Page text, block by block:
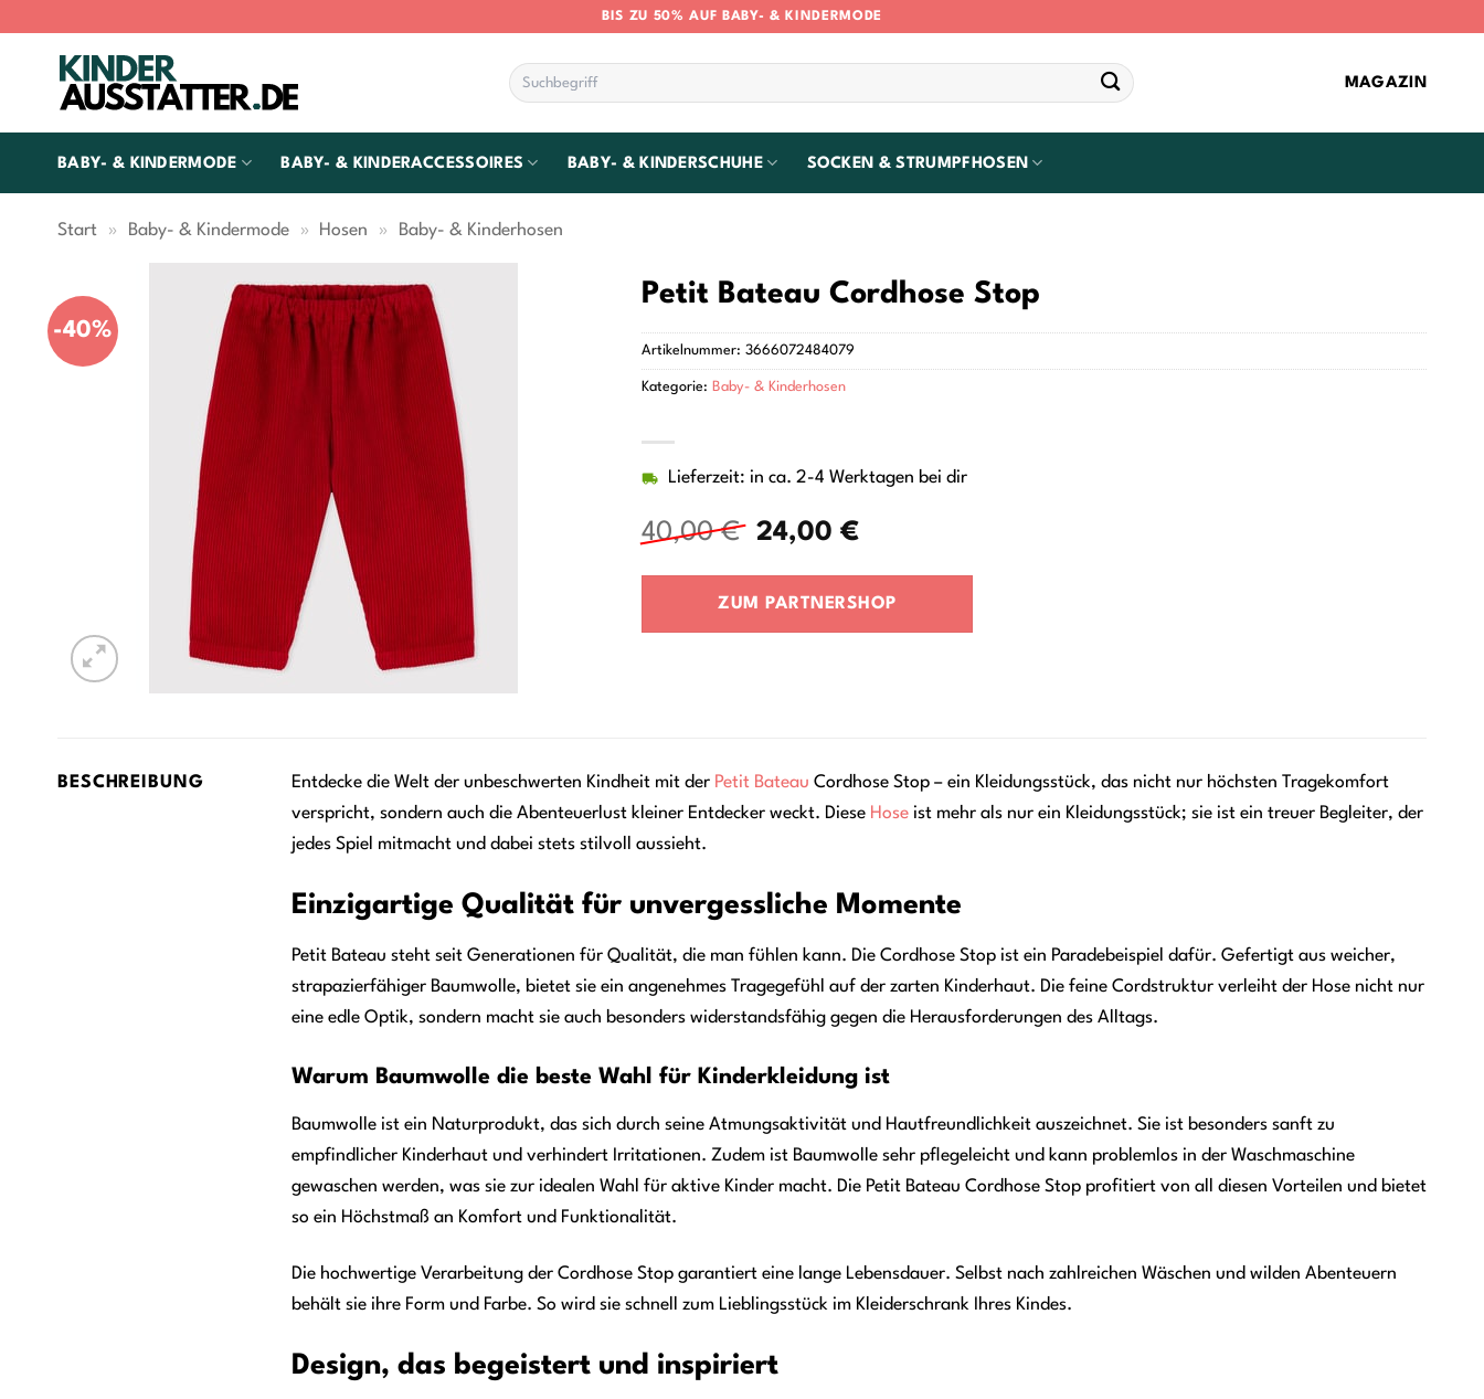
springen
BIS ZU 50% AUF BABY- & KINDERMODE
Suchen
nach:
MAGAZIN
BABY- & KINDERMODE BABY- & KINDERACCESSOIRES BABY- & KINDERSCHUHE SOCKEN & STRUMPFHOSEN
Start » Baby- & Kindermode » Hosen » Baby- & Kinderhosen
-40%
Petit Bateau Cordhose Stop
40,00€
Ursprünglicher
war:
40,00 €
24,00€Aktueller
ist:
24,00 €.
Lieferzeit: in ca. 2-4 Werktagen bei dir
ZUM PARTNERSHOP
Artikelnummer:3666072484079
Kategorie: Baby- & Kinderhosen
BESCHREIBUNG Entdecke die Welt der unbeschwerten Kindheit mit der Petit Bateau Cordhose Stop – ein Kleidungsstück, das nicht nur höchsten Tragekomfort
verspricht, sondern auch die Abenteuerlust kleiner Entdecker weckt. Diese Hoseist mehr als nur ein Kleidungsstück; sie ist ein treuer Begleiter, der
jedes Spiel mitmacht und dabei stets stilvoll aussieht.
Einzigartige Qualität für unvergessliche Momente
Petit Bateau steht seit Generationen für Qualität, die man fühlen kann. Die Cordhose Stop ist ein Paradebeispiel dafür. Gefertigt aus weicher,
strapazierfähiger Baumwolle, bietet sie ein angenehmes Tragegefühl auf der zarten Kinderhaut. Die feine Cordstruktur verleiht der Hose nicht nur
eine edle Optik, sondern macht sie auch besonders widerstandsfähig gegen die Herausforderungen des Alltags.
Warum Baumwolle die beste Wahl für Kinderkleidung ist
Baumwolle ist ein Naturprodukt, das sich durch seine Atmungsaktivität und Hautfreundlichkeit auszeichnet. Sie ist besonders sanft zu
empfindlicher Kinderhaut und verhindert Irritationen. Zudem ist Baumwolle sehr pflegeleicht und kann problemlos in der Waschmaschine
gewaschen werden, was sie zur idealen Wahl für aktive Kinder macht. Die Petit Bateau Cordhose Stop profitiert von all diesen Vorteilen und bietet
so ein Höchstmaß an Komfort und Funktionalität.
Die hochwertige Verarbeitung der Cordhose Stop garantiert eine lange Lebensdauer. Selbst nach zahlreichen Wäschen und wilden Abenteuern
behält sie ihre Form und Farbe. So wird sie schnell zum Lieblingsstück im Kleiderschrank Ihres Kindes.
Design, das begeistert und inspiriert